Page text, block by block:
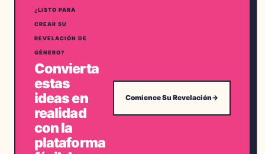
¿LISTO PARA
CREAR SU
REVELACIÓN DE
GÉNERO?
Convierta
estas
ideas en
realidad
con la
plataforma
Comience Su Revelación→